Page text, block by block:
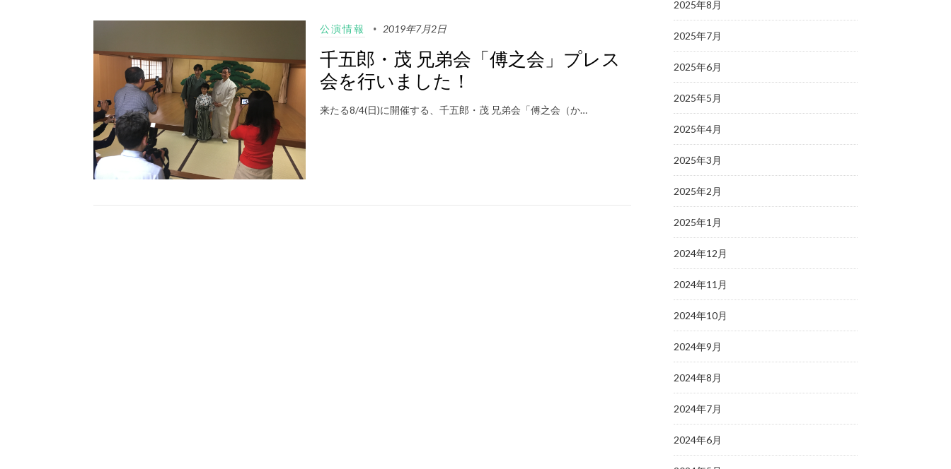
公演情報 2019年7月2日
千五郎・茂 兄弟会「傅之会」プレス
会を行いました！
来たる8/4(日)に開催する、千五郎・茂 兄弟会「傅之会（か…
2025年8月
2025年7月
2025年6月
2025年5月
2025年4月
2025年3月
2025年2月
2025年1月
2024年12月
2024年11月
2024年10月
2024年9月
2024年8月
2024年7月
2024年6月